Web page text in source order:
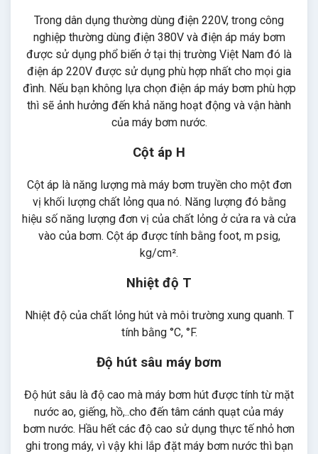
Trong dân dụng thường dùng điện 220V, trong công
nghiệp thường dùng điện 380V và điện áp máy bơm
được sử dụng phổ biến ở tại thị trường Việt Nam đó là
điện áp 220V được sử dụng phù hợp nhất cho mọi gia
đình. Nếu bạn không lựa chọn điện áp máy bơm phù hợp
thì sẽ ảnh hưởng đến khả năng hoạt động và vận hành
của máy bơm nước.
Cột áp H
Cột áp là năng lượng mà máy bơm truyền cho một đơn
vị khối lượng chất lỏng qua nó. Năng lượng đó bằng
hiệu số năng lượng đơn vị của chất lỏng ở cửa ra và cửa
vào của bơm. Cột áp được tính bằng foot, m psig,
kg/cm².
Nhiệt độ T
Nhiệt độ của chất lỏng hút và môi trường xung quanh. T
tính bằng °C, °F.
Độ hút sâu máy bơm
Độ hút sâu là độ cao mà máy bơm hút được tính từ mặt
nước ao, giếng, hồ,..cho đến tâm cánh quạt của máy
bơm nước. Hầu hết các độ cao sử dụng thực tế nhỏ hơn
ghi trong máy, vì vậy khi lắp đặt máy bơm nước thì bạn